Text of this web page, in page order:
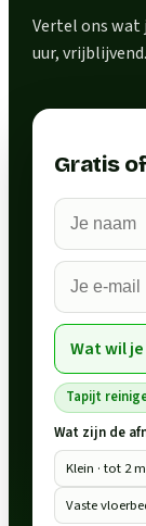
Vertel ons wat
uur, vrijblijvend.
Gratis
Wat wil
Tapijt
Wat zijn de
Klein · tot 2
Vaste